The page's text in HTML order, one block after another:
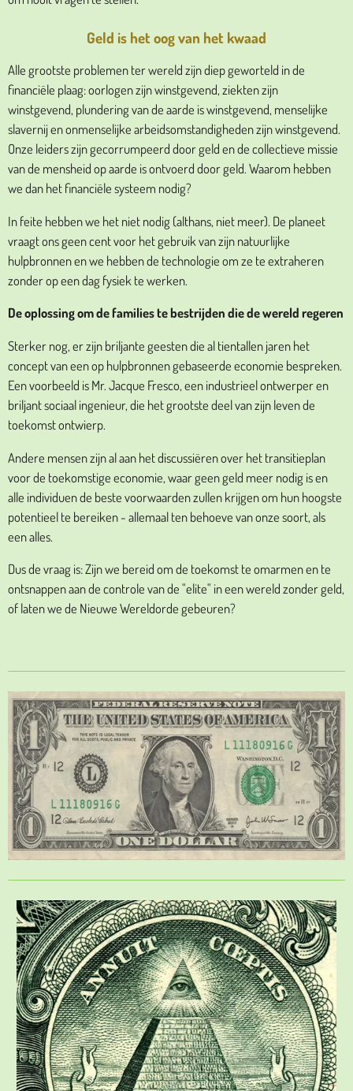
Geld is het oog van het kwaad
Alle grootste problemen ter wereld zijn diep geworteld in de
financiële plaag: oorlogen zijn winstgevend, ziekten zijn
winstgevend, plundering van de aarde is winstgevend, menselijke
slavernij en onmenselijke arbeidsomstandigheden zijn winstgevend.
Onze leiders zijn gecorrumpeerd door geld en de collectieve missie
van de mensheid op aarde is ontvoerd door geld. Waarom hebben
we dan het financiële systeem nodig?
In feite hebben we het niet nodig (althans, niet meer). De planeet
vraagt ons geen cent voor het gebruik van zijn natuurlijke
hulpbronnen en we hebben de technologie om ze te extraheren
zonder op een dag fysiek te werken.
De oplossing om de families te bestrijden die de wereld regeren
Sterker nog, er zijn briljante geesten die al tientallen jaren het
concept van een op hulpbronnen gebaseerde economie bespreken.
Een voorbeeld is Mr. Jacque Fresco, een industrieel ontwerper en
briljant sociaal ingenieur, die het grootste deel van zijn leven de
toekomst ontwierp.
Andere mensen zijn al aan het discussiëren over het transitieplan
voor de toekomstige economie, waar geen geld meer nodig is en
alle individuen de beste voorwaarden zullen krijgen om hun hoogste
potentieel te bereiken - allemaal ten behoeve van onze soort, als
een alles.
Dus de vraag is: Zijn we bereid om de toekomst te omarmen en te
ontsnappen aan de controle van de "elite" in een wereld zonder geld,
of laten we de Nieuwe Wereldorde gebeuren?